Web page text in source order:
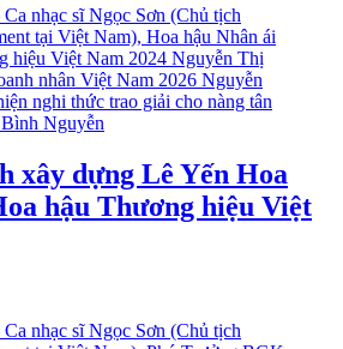
xây dựng Lê Yến Hoa
hậu Thương hiệu Việt